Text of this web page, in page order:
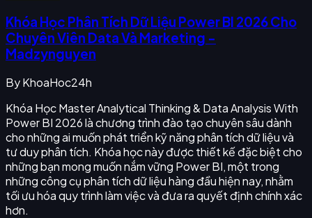
Khóa Học Phân Tích Dữ Liệu Power BI 2026 Cho
Chuyên Viên Data Và Marketing -
Madzynguyen
ByKhoaHoc24h
Khóa Học Master Analytical Thinking & Data Analysis With
Power BI 2026 là chương trình đào tạo chuyên sâu dành
cho những ai muốn phát triển kỹ năng phân tích dữ liệu và
tư duy phân tích. Khóa học này được thiết kế đặc biệt cho
những bạn mong muốn nắm vững Power BI, một trong
những công cụ phân tích dữ liệu hàng đầu hiện nay, nhằm
tối ưu hóa quy trình làm việc và đưa ra quyết định chính xác
hơn.